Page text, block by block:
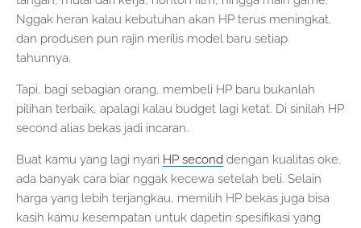
Nggak heran kalau kebutuhan akan HP terus meningkat,
dan produsen pun rajin merilis model baru setiap
tahunnya.
Tapi, bagi sebagian orang, membeli HP baru bukanlah
pilihan terbaik, apalagi kalau budget lagi ketat. Di sinilah HP
second alias bekas jadi incaran.
Buat kamu yang lagi nyari HP second dengan kualitas oke,
ada banyak cara biar nggak kecewa setelah beli. Selain
harga yang lebih terjangkau, memilih HP bekas juga bisa
kasih kamu kesempatan untuk dapetin spesifikasi yang